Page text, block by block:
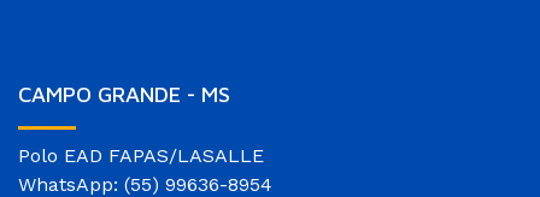
CAMPO GRANDE - MS
Polo EAD FAPAS/LASALLE
WhatsApp: (55) 99636-8954